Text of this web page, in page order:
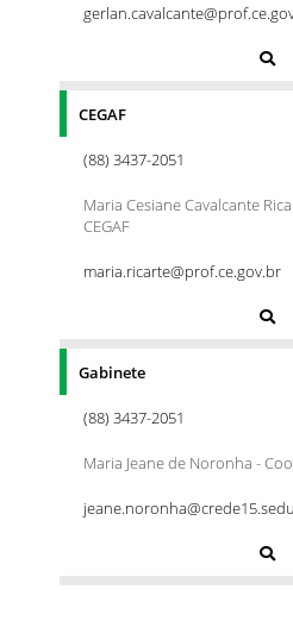
CEGAF
(88) 3437-2051
Maria Cesiane Cavalcante
CEGAF
maria.ricarte@prof.ce.gov.br
Gabinete
(88) 3437-2051
Maria Jeane de Noronha -